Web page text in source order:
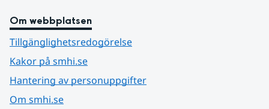
Om webbplatsen
Tillgänglighetsredogörelse
Kakor på smhi.se
Hantering av personuppgifter
Om smhi.se